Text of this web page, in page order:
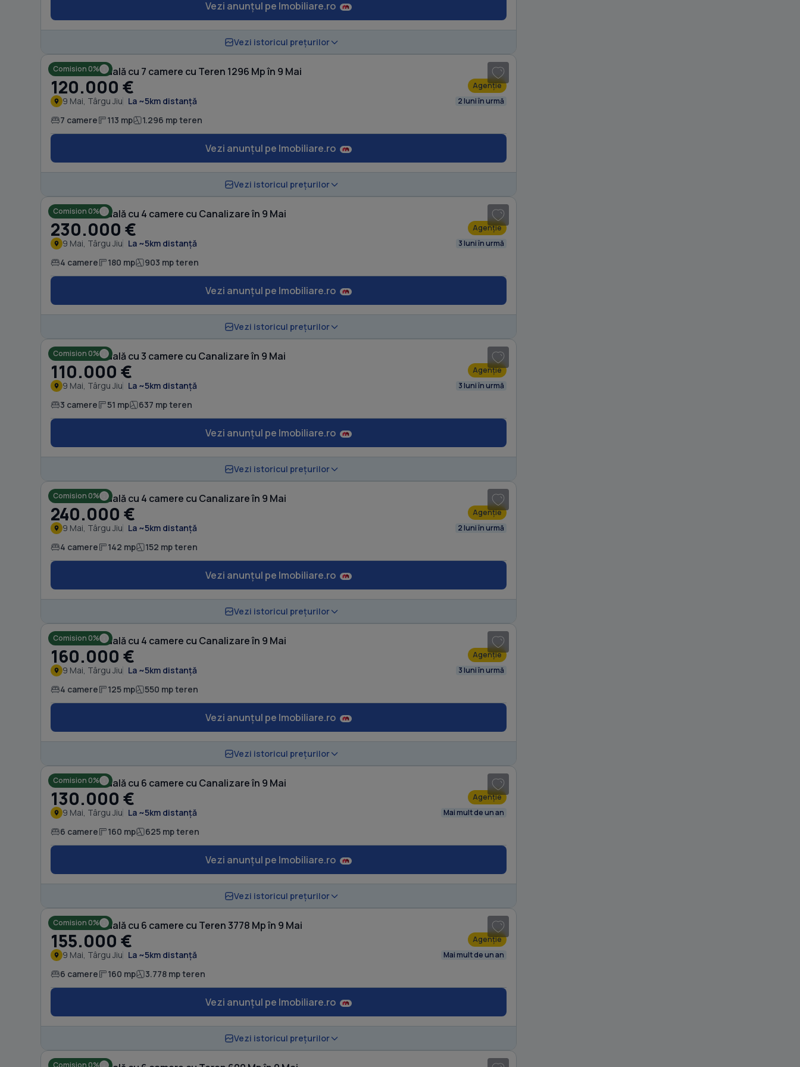
Vezi anunțul pe Imobiliare.ro
Vezi istoricul prețurilor
Comision 0%
Casă individuală cu 7 camere cu Teren 1296 Mp în 9 Mai
120.000 € Agenție
9 Mai, Târgu Jiu La ~5km distanță 2 luni în urmă
7 camere 113 mp 1.296 mp teren
Vezi anunțul pe Imobiliare.ro
Vezi istoricul prețurilor
Comision 0%
Casă individuală cu 4 camere cu Canalizare în 9 Mai
230.000 € Agenție
9 Mai, Târgu Jiu La ~5km distanță 3 luni în urmă
4 camere 180 mp 903 mp teren
Vezi anunțul pe Imobiliare.ro
Vezi istoricul prețurilor
Comision 0%
Casă individuală cu 3 camere cu Canalizare în 9 Mai
110.000 € Agenție
9 Mai, Târgu Jiu La ~5km distanță 3 luni în urmă
3 camere 51 mp 637 mp teren
Vezi anunțul pe Imobiliare.ro
Vezi istoricul prețurilor
Comision 0%
Casă individuală cu 4 camere cu Canalizare în 9 Mai
240.000 € Agenție
9 Mai, Târgu Jiu La ~5km distanță 2 luni în urmă
4 camere 142 mp 152 mp teren
Vezi anunțul pe Imobiliare.ro
Vezi istoricul prețurilor
Comision 0%
Casă individuală cu 4 camere cu Canalizare în 9 Mai
160.000 € Agenție
9 Mai, Târgu Jiu La ~5km distanță 3 luni în urmă
4 camere 125 mp 550 mp teren
Vezi anunțul pe Imobiliare.ro
Vezi istoricul prețurilor
Comision 0%
Casă individuală cu 6 camere cu Canalizare în 9 Mai
130.000 € Agenție
9 Mai, Târgu Jiu La ~5km distanță Mai mult de un an
6 camere 160 mp 625 mp teren
Vezi anunțul pe Imobiliare.ro
Vezi istoricul prețurilor
Comision 0%
Casă individuală cu 6 camere cu Teren 3778 Mp în 9 Mai
155.000 € Agenție
9 Mai, Târgu Jiu La ~5km distanță Mai mult de un an
6 camere 160 mp 3.778 mp teren
Vezi anunțul pe Imobiliare.ro
Vezi istoricul prețurilor
Comision 0%